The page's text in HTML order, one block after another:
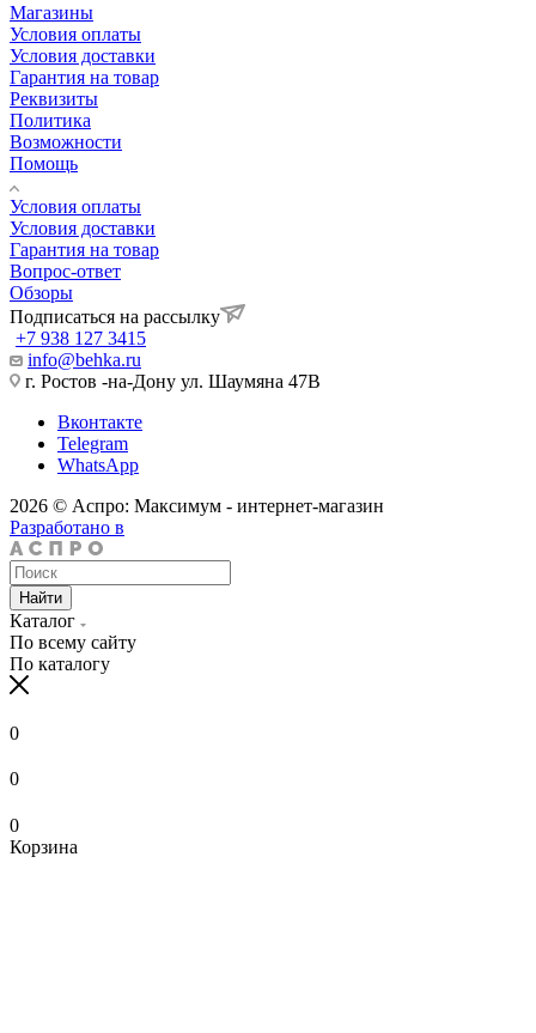
Магазины
Условия оплаты
Условия доставки
Гарантия на товар
Реквизиты
Политика
Возможности
Помощь
Условия оплаты
Условия доставки
Гарантия на товар
Вопрос-ответ
Обзоры
Подписаться на рассылку
+7 938 127 3415
info@behka.ru
г. Ростов -на-Дону ул. Шаумяна 47В
Вконтакте
Telegram
WhatsApp
2026 © Аспро: Максимум - интернет-магазин
Разработано в
Найти
Каталог
По всему сайту
По каталогу
0
0
0
Корзина